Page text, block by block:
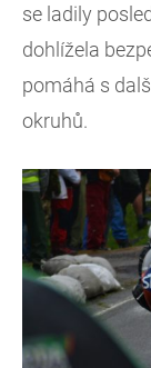
se ladily
dohlížela
pomáhá s
okruhů.